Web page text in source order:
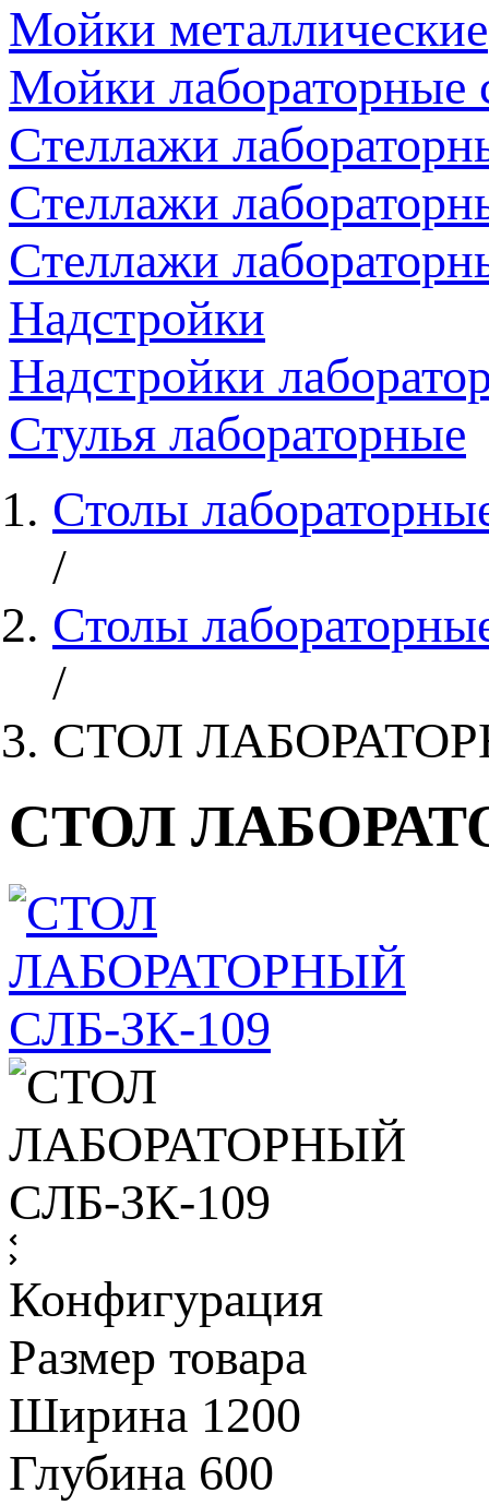
Мойки металлические
Мойки лабораторные
Стеллажи
Стеллажи
Стеллажи
Надстройки
Надстройки
Стулья лабораторные
Столы
/
Столы
/
СТОЛ
СТОЛ
Конфигурация
Размер товара
Ширина 1200
Глубина 600